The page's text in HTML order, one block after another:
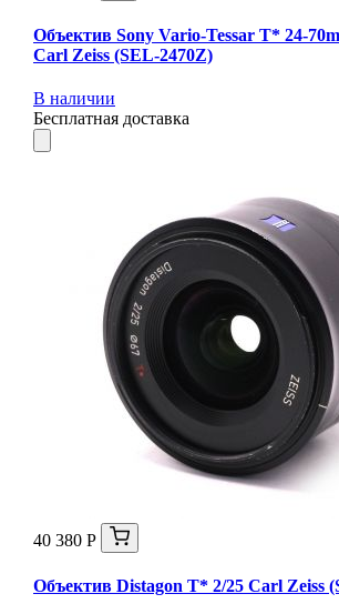
Объектив Sony Vario-Tessar T* 24-
Carl Zeiss (SEL-2470Z)
В наличии
Бесплатная доставка
40 380 Р
Объектив Distagon T* 2/25 Carl Zeiss